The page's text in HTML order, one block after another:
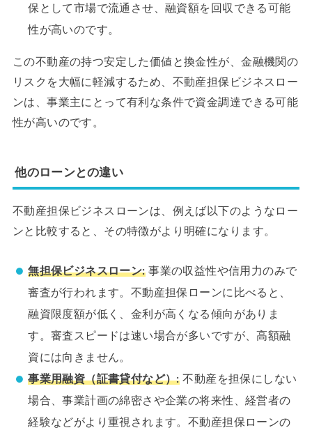
保として市場で流通させ、融資額を回収できる可能
性が高いのです。
この不動産の持つ安定した価値と換金性が、金融機関の
リスクを大幅に軽減するため、不動産担保ビジネスロー
ンは、事業主にとって有利な条件で資金調達できる可能
性が高いのです。
他のローンとの違い
不動産担保ビジネスローンは、例えば以下のようなロー
ンと比較すると、その特徴がより明確になります。
無担保ビジネスローン:事業の収益性や信用力のみで
審査が行われます。不動産担保ローンに比べると、
融資限度額が低く、金利が高くなる傾向がありま
す。審査スピードは速い場合が多いですが、高額融
資には向きません。
事業用融資（証書貸付など）:不動産を担保にしない
場合、事業計画の綿密さや企業の将来性、経営者の
経験などがより重視されます。不動産担保ローンの